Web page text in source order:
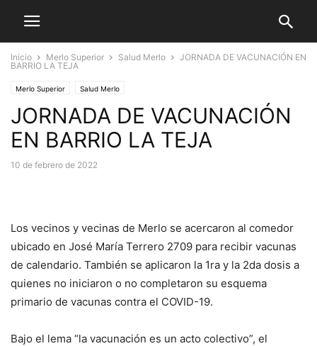
Inicio Merlo Superior Salud Merlo
JORNADA DE VACUNACIÓN EN
BARRIO LA TEJA
Merlo Superior Salud Merlo
JORNADA DE VACUNACIÓN
EN BARRIO LA TEJA
10 de febrero de 2022
Los vecinos y vecinas de Merlo se acercaron al comedor
ubicado en José María Terrero 2709 para recibir vacunas
de calendario. También se aplicaron la 1ra y la 2da dosis a
quienes no iniciaron o no completaron su esquema
primario de vacunas contra el COVID-19.
Bajo el lema “la vacunación es un acto colectivo”, el